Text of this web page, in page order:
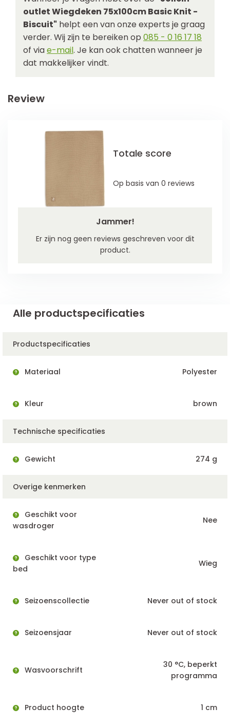
outlet Wiegdeken 75x100cm Basic Knit -
Biscuit" helpt een van onze experts je graag
verder. Wij zijn te bereiken op 085 - 0 16 17 18
of viae-mail. Je kan ook chatten wanneer je
dat makkelijker vindt.
Review
Jammer!
Er zijn nog geen reviews geschreven voor dit
product.
Totale score
Op basis van 0 reviews
Alle productspecificaties
Productspecificaties
Materiaal Polyester
Kleur brown
Technische specificaties
Gewicht 274 g
Overige kenmerken
Geschikt voor
wasdroger
Nee
Geschikt voor type
bed
Wieg
Seizoenscollectie Never out of stock
Seizoensjaar Never out of stock
Wasvoorschrift
30 °C, beperkt
programma
Product hoogte 1 cm